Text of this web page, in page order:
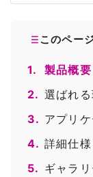
このペー
1.
製品概要
2. 選ばれ
3. アプリ
4. 詳細仕様
5. ギャラリ